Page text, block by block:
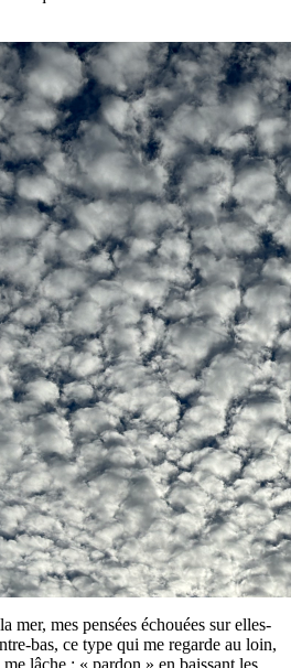
mer, mes pensées échouées sur elles-
bas, ce type qui me regarde au loin,
lâche : « pardon » en baissant les